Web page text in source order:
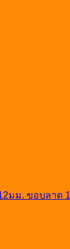
มม. ขอบลาด